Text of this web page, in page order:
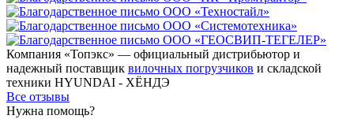
Компания «Топэкс» — официальный дистрибьютор и
надежный поставщик вилочных погрузчиков и складской
техники HYUNDAI - ХЁНДЭ
Все отзывы
Нужна помощь?